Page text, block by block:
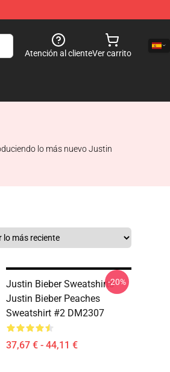
Atención al clienteVer carrito
lo más nuevo Justin
Justin Bieber Sweatshirts -
Justin Bieber Peaches
Sweatshirt #2 DM2307
37,67 € - 44,11 €
-20%